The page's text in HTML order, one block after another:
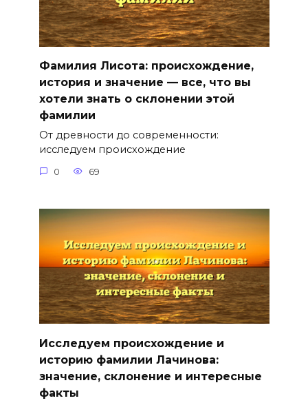
Фамилия Лисота: происхождение,
история и значение — все, что вы
хотели знать о склонении этой
фамилии
От древности до современности:
исследуем происхождение
0 69
Исследуем происхождение и
историю фамилии Лачинова:
значение, склонение и интересные
факты